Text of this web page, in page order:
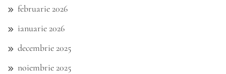
februarie 2026
ianuarie 2026
decembrie 2025
noiembrie 2025